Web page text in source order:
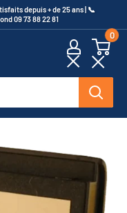
depuis + de 25 ans | 📞​
09 73 88 22 81
0